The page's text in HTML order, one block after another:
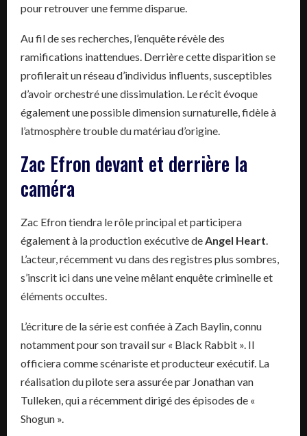
pour retrouver une femme disparue.
Au fil de ses recherches, l’enquête révèle des
ramifications inattendues. Derrière cette disparition se
profilerait un réseau d’individus influents, susceptibles
d’avoir orchestré une dissimulation. Le récit évoque
également une possible dimension surnaturelle, fidèle à
l’atmosphère trouble du matériau d’origine.
Zac Efron devant et derrière la
caméra
Zac Efron tiendra le rôle principal et participera
également à la production exécutive de Angel Heart
L’acteur, récemment vu dans des registres plus sombres,
s’inscrit ici dans une veine mêlant enquête criminelle et
éléments occultes.
L’écriture de la série est confiée à Zach Baylin, connu
notamment pour son travail sur « Black Rabbit ». Il
officiera comme scénariste et producteur exécutif. La
réalisation du pilote sera assurée par Jonathan van
Tulleken, qui a récemment dirigé des épisodes de «
Shogun ».